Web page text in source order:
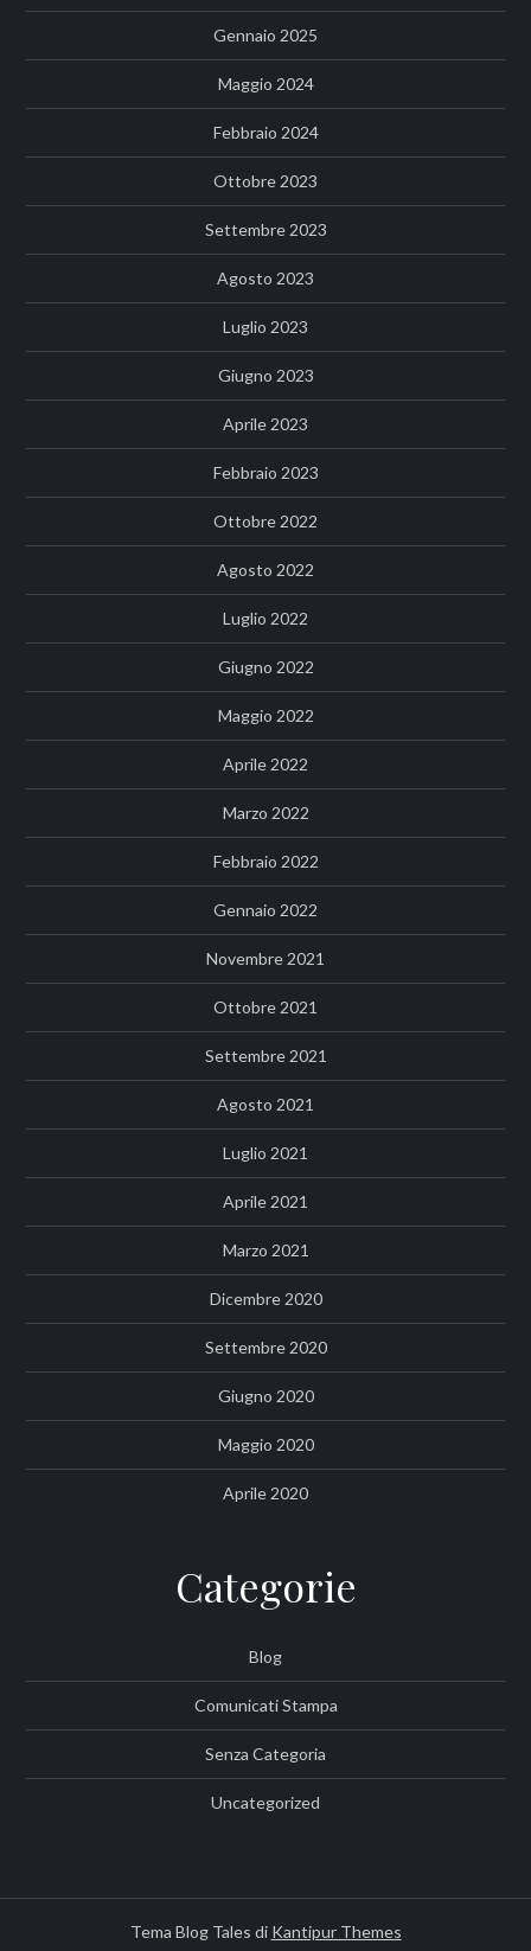
Gennaio 2025
Maggio 2024
Febbraio 2024
Ottobre 2023
Settembre 2023
Agosto 2023
Luglio 2023
Giugno 2023
Aprile 2023
Febbraio 2023
Ottobre 2022
Agosto 2022
Luglio 2022
Giugno 2022
Maggio 2022
Aprile 2022
Marzo 2022
Febbraio 2022
Gennaio 2022
Novembre 2021
Ottobre 2021
Settembre 2021
Agosto 2021
Luglio 2021
Aprile 2021
Marzo 2021
Dicembre 2020
Settembre 2020
Giugno 2020
Maggio 2020
Aprile 2020
Categorie
Blog
Comunicati Stampa
Senza Categoria
Uncategorized
Tema Blog Tales di Kantipur Themes